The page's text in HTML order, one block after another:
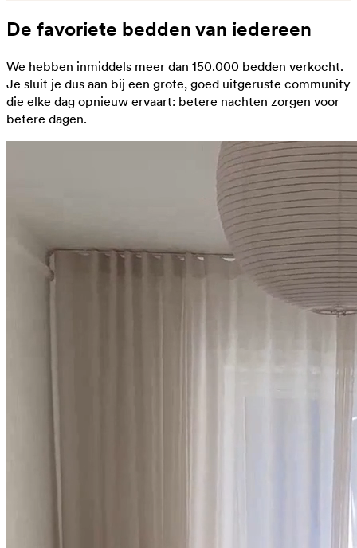
De favoriete bedden van iedereen
We hebben inmiddels meer dan 150.000 bedden verkocht.
Je sluit je dus aan bij een grote, goed uitgeruste community
die elke dag opnieuw ervaart: betere nachten zorgen voor
betere dagen.